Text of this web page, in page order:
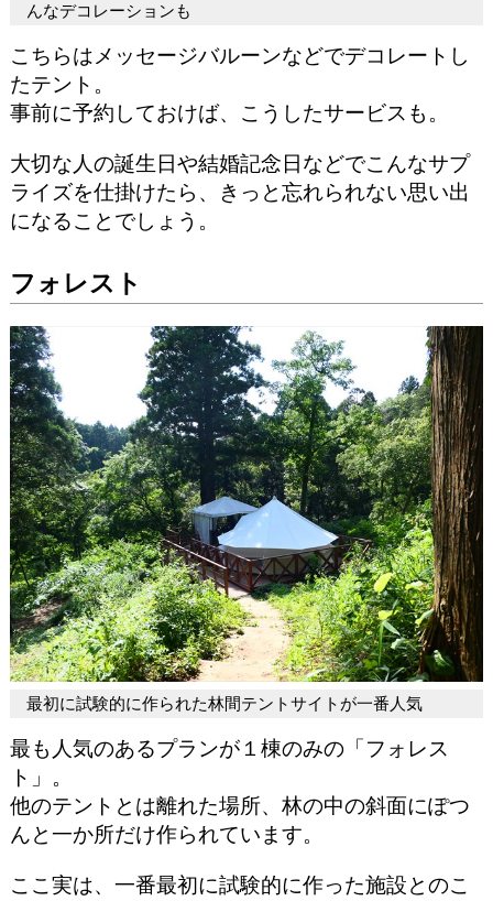
んなデコレーションも
こちらはメッセージバルーンなどでデコレートし
たテント。
事前に予約しておけば、こうしたサービスも。
大切な人の誕生日や結婚記念日などでこんなサプ
ライズを仕掛けたら、きっと忘れられない思い出
になることでしょう。
フォレスト
最初に試験的に作られた林間テントサイトが一番人気
最も人気のあるプランが１棟のみの「フォレス
ト」。
他のテントとは離れた場所、林の中の斜面にぽつ
んと一か所だけ作られています。
ここ実は、一番最初に試験的に作った施設とのこ